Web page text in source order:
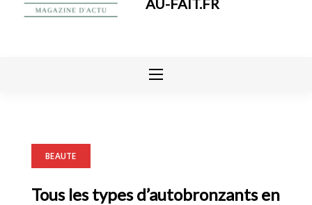
AU-FAIT.FR
BEAUTE
Tous les types d’autobronzants en